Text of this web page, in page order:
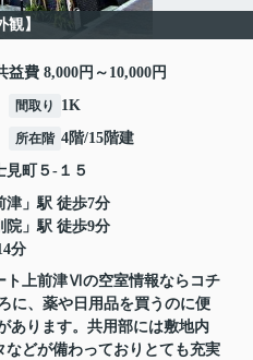
観】
費 8,000円～10,000円
間取り 1K
所在階 4階/15階建
町 ５-１５
津 」駅 徒歩7分
院 」駅 徒歩9分
分
ト上前津Ⅵの空室情報ならコチ
に、薬や日用品を買うのに便
あります。共用部には敷地内
などが備わっておりとても充実